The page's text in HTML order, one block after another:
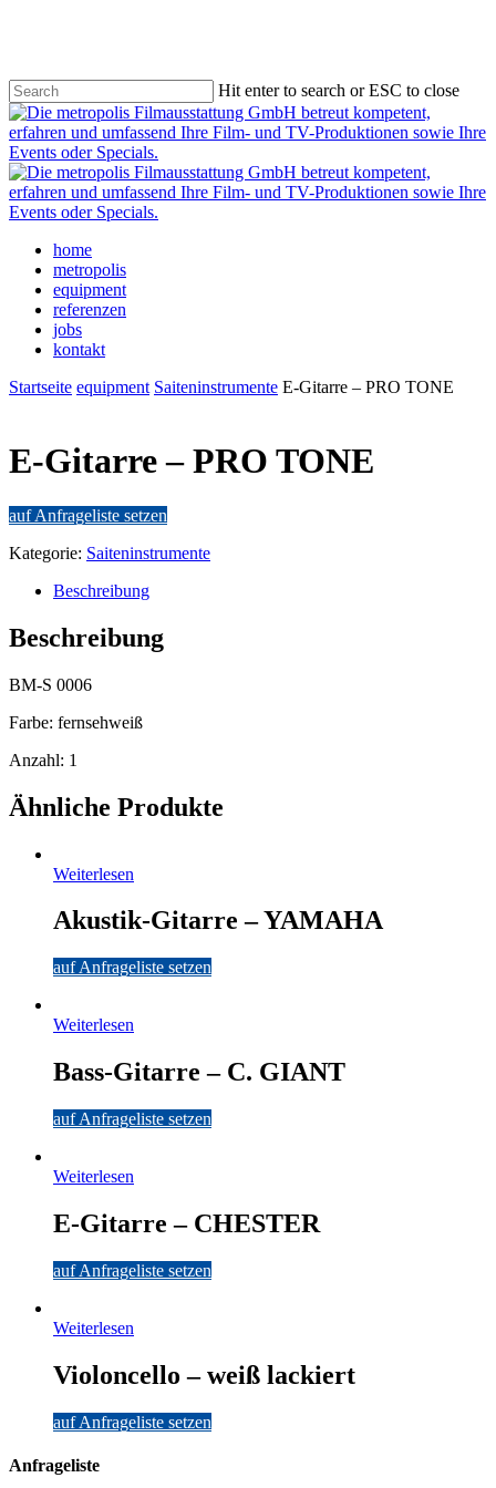
content
Hit enter to search or ESC to close
Close
Search
Menu
home
metropolis
equipment
referenzen
jobs
kontakt
Startseite equipment Saiteninstrumente E-Gitarre – PRO TONE
E-Gitarre – PRO TONE
auf Anfrageliste setzen
Kategorie: Saiteninstrumente
Beschreibung
Beschreibung
BM-S 0006
Farbe: fernsehweiß
Anzahl: 1
Ähnliche Produkte
Weiterlesen
Akustik-Gitarre – YAMAHA
auf Anfrageliste setzen
Weiterlesen
Bass-Gitarre – C. GIANT
auf Anfrageliste setzen
Weiterlesen
E-Gitarre – CHESTER
auf Anfrageliste setzen
Weiterlesen
Violoncello – weiß lackiert
auf Anfrageliste setzen
Anfrageliste